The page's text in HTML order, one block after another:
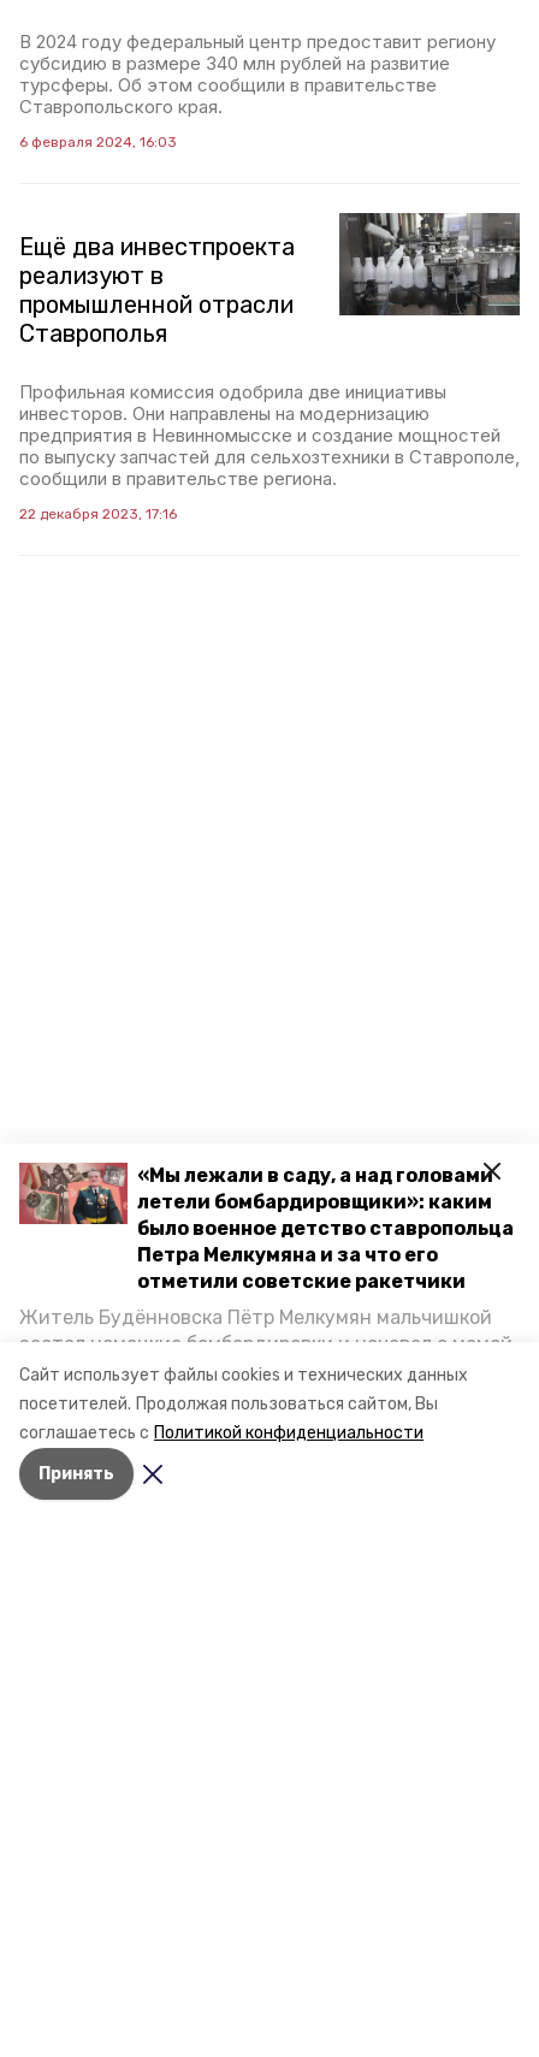
Сайт использует файлы cookies и технических данных
посетителей. Продолжая пользоваться сайтом, Вы
соглашаетесь с Политикой конфиденциальности
Принять
«Мы лежали в саду, а над головами
летели бомбардировщики»: каким
было военное детство ставропольца
Петра Мелкумяна и за что его
отметили советские ракетчики
Житель Будённовска Пётр Мелкумян мальчишкой
застал немецкие бомбардировки и ночевал с мамой
под открытым небом, когда гитлеровцы заняли их
дом. Чем запомнились эти дни, как выживали после
и чем Пётр помог ракетным войскам — в новом
материале спецпроекта «Победы26» «Дети
Великой Отечественной».
В 2024 году федеральный центр предоставит региону
субсидию в размере 340 млн рублей на развитие
турсферы. Об этом сообщили в правительстве
Ставропольского края.
6 февраля 2024, 16:03
Ещё два инвестпроекта
реализуют в
промышленной отрасли
Ставрополья
Профильная комиссия одобрила две инициативы
инвесторов. Они направлены на модернизацию
предприятия в Невинномысске и создание мощностей
по выпуску запчастей для сельхозтехники в Ставрополе,
сообщили в правительстве региона.
22 декабря 2023, 17:16
Разделы
Статьи
О компании
Контактная информация